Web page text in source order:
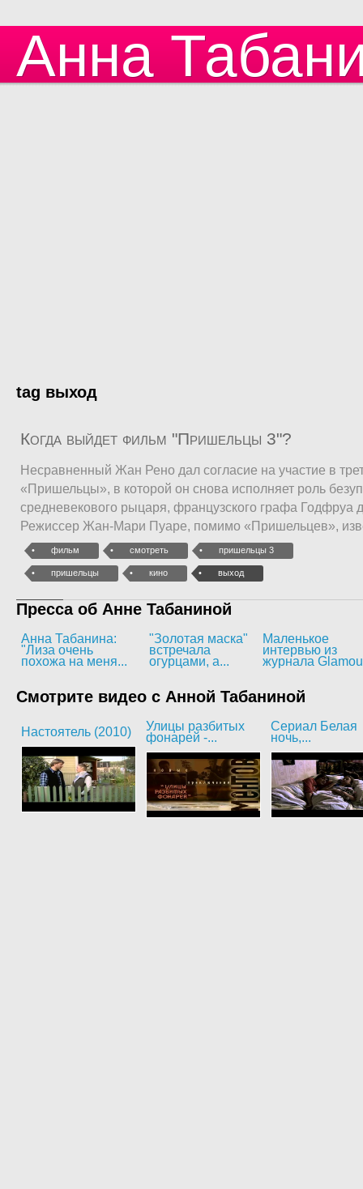
Анна
tag выход
Когда выйдет фильм "Пришельцы 3"?
Несравненный Жан Рено дал согласие на участие в
«Пришельцы», в которой он снова исполняет роль
средневекового рыцаря, французского графа Годфруа
Режиссер Жан-Мари Пуаре, помимо «Пришельцев»,
фильм смотреть пришельцы 3
пришельцы кино выход
Пресса об Анне Табаниной
Анна Табанина:
"Лиза очень
похожа на меня...
"Золотая маска"
встречала
огурцами, а...
Маленькое
интервью из
журнала
Смотрите видео с Анной Табаниной
Настоятель (2010)
Улицы разбитых
фонарей -...
Сериал Белая
ночь,...